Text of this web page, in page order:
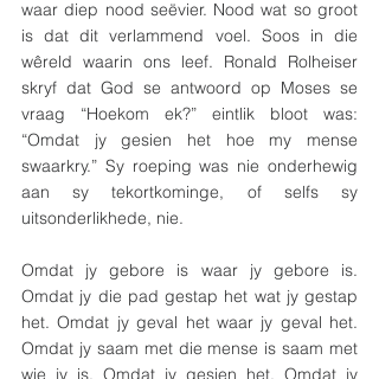
waar diep nood seëvier. Nood wat so groot
is dat dit verlammend voel. Soos in die
wêreld waarin ons leef. Ronald Rolheiser
skryf dat God se antwoord op Moses se
vraag “Hoekom ek?” eintlik bloot was:
“Omdat jy gesien het hoe my mense
swaarkry.” Sy roeping was nie onderhewig
aan sy tekortkominge, of selfs sy
uitsonderlikhede, nie.
Omdat jy gebore is waar jy gebore is.
Omdat jy die pad gestap het wat jy gestap
het. Omdat jy geval het waar jy geval het.
Omdat jy saam met die mense is saam met
wie jy is. Omdat jy gesien het. Omdat jy